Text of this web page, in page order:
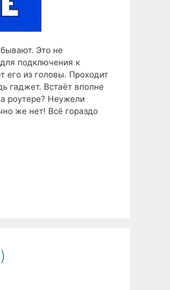
Это не
подключения к
его из головы. Проходит
гаджет. Встаёт вполне
роутере? Неужели
же нет! Всё гораздо